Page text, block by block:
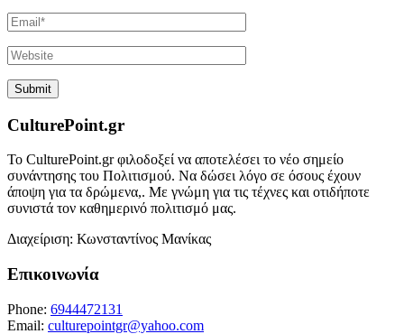
CulturePoint.gr
Το CulturePoint.gr φιλοδοξεί να αποτελέσει το νέο σημείο
συνάντησης του Πολιτισμού. Να δώσει λόγο σε όσους έχουν
άποψη για τα δρώμενα,. Με γνώμη για τις τέχνες και οτιδήποτε
συνιστά τον καθημερινό πολιτισμό μας.
Διαχείριση: Κωνσταντίνος Μανίκας
Επικοινωνία
Phone: 6944472131
Email: culturepointgr@yahoo.com